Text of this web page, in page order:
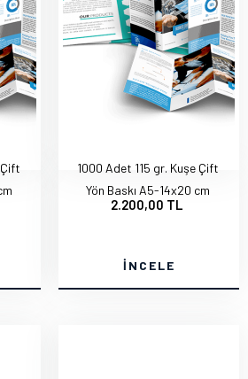
1000 Adet 115 gr. Kuşe Çift
Yön Baskı A5-14x20 cm
2.200,00 TL
İNCELE